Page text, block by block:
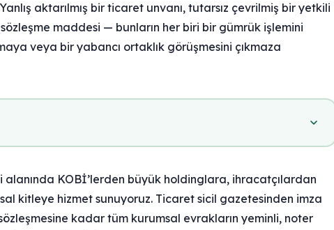
aktarılmış bir ticaret unvanı, tutarsız çevrilmiş bir yetkili
maddesi — bunların her biri bir gümrük işlemini
veya bir yabancı ortaklık görüşmesini çıkmaza
KOBİ’lerden büyük holdinglara, ihracatçılardan
kitleye hizmet sunuyoruz. Ticaret sicil gazetesinden imza
kadar tüm kurumsal evrakların yeminli, noter